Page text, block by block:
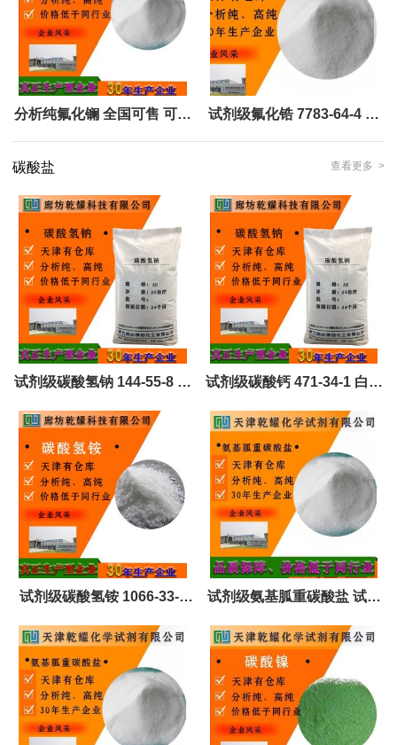
分析纯氟化镧 全国可售 可定 试剂级氟化锆 7783-64-4 白
碳酸盐
查看更多 >
试剂级碳酸氢钠 144-55-8 白
色粉末或超级闪光点晶体
试剂级碳酸钙 471-34-1 白色
或无色晶体或白色粉末
试剂级碳酸氢铵 1066-33-7
白色结晶粉末 全国可售
试剂级氨基胍重碳酸盐 试剂
大包装 可定制 全国可售